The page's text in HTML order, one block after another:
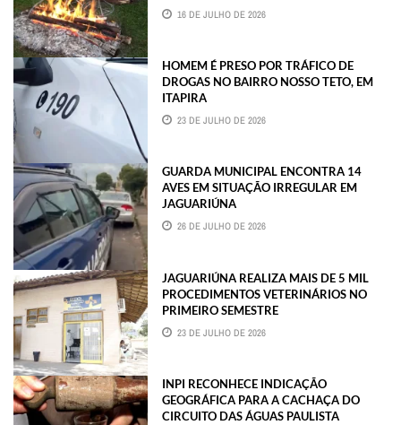
16 DE JULHO DE 2026
HOMEM É PRESO POR TRÁFICO DE
DROGAS NO BAIRRO NOSSO TETO, EM
ITAPIRA
23 DE JULHO DE 2026
GUARDA MUNICIPAL ENCONTRA 14
AVES EM SITUAÇÃO IRREGULAR EM
JAGUARIÚNA
26 DE JULHO DE 2026
JAGUARIÚNA REALIZA MAIS DE 5 MIL
PROCEDIMENTOS VETERINÁRIOS NO
PRIMEIRO SEMESTRE
23 DE JULHO DE 2026
INPI RECONHECE INDICAÇÃO
GEOGRÁFICA PARA A CACHAÇA DO
CIRCUITO DAS ÁGUAS PAULISTA